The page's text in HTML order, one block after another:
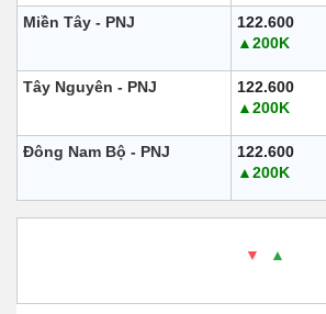
Miền Tây - PNJ
122.600
▲200K
Tây Nguyên - PNJ
122.600
▲200K
Đông Nam Bộ - PNJ
122.600
▲200K
▼ ▲